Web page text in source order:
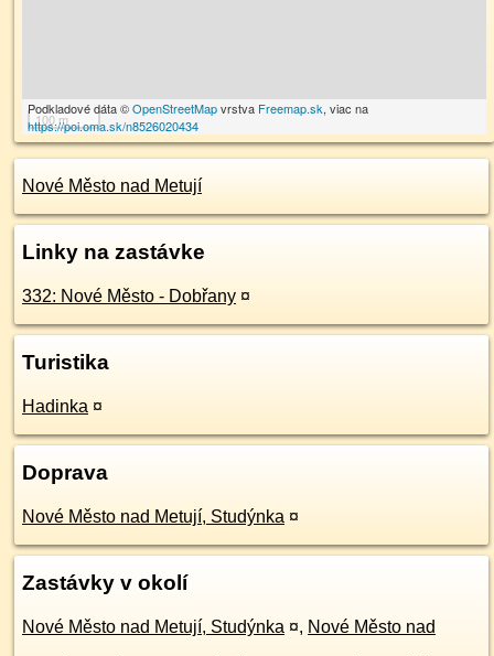
100 m
Podkladové dáta ©OpenStreetMapvrstva Freemap.sk, viac na
https://poi.oma.sk/n8526020434
Nové Město nad Metují
Linky na zastávke
332: Nové Město - Dobřany ¤
Turistika
Hadinka ¤
Doprava
Nové Město nad Metují, Studýnka ¤
Zastávky v okolí
Nové Město nad Metují, Studýnka ¤, Nové Město nad